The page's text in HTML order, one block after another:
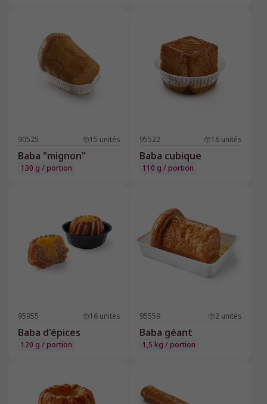
90525 15 unités
Baba "mignon"
130 g / portion
95522 16 unités
Baba cubique
110 g / portion
95955 16 unités
Baba d'épices
120 g / portion
95559 2 unités
Baba géant
1,5 kg / portion